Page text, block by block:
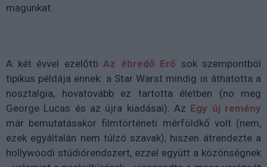
magunkat.
A két évvel ezelőtti Az ébredő Erő sok szempontból
tipikus példája ennek: a Star Warst mindig is áthatotta a
nosztalgia, hovatovább ez tartotta életben (no meg
George Lucas és az újra kiadásai). Az Egy új remény
már bemutatásakor filmtörténeti mérföldkő volt (nem,
ezek egyáltalán nem túlzó szavak), hiszen átrendezte a
hollywoodi stúdiórendszert, ezzel együtt a közönségnek